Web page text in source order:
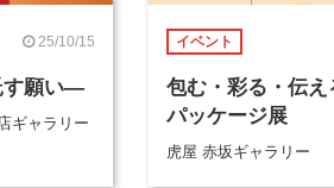
25/10/15
す願い―
ギャラリー
イベント
包む・彩る・伝
パッケージ展
虎屋 赤坂ギャラリー